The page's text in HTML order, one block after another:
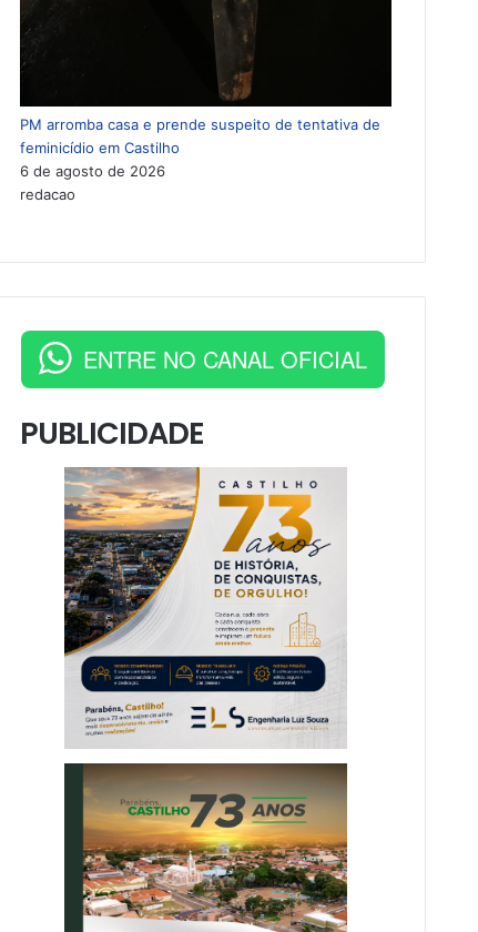
PM arromba casa e prende suspeito de tentativa de
feminicídio em Castilho
6 de agosto de 2026
redacao
ENTRE NO CANAL OFICIAL
PUBLICIDADE